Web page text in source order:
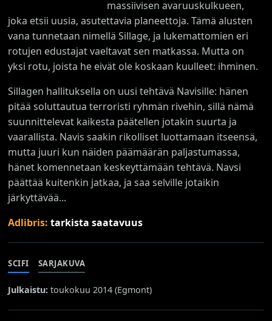
massiivisen avaruuskulkueen,
joka etsii uusia, asutettavia planeettoja. Tämä alusten
vana tunnetaan nimellä Sillage, ja lukemattomien eri
rotujen edustajat vaeltavat sen matkassa. Mutta on
yksi rotu, joista he eivät ole koskaan kuulleet: ihminen.
Sillagen hallituksella on uusi tehtävä Navisille: hänen
pitää soluttautua terroristi ryhmän rivehin, sillä nämä
suunnittelevat kaikesta päätellen jotakin suurta ja
vaarallista. Navis saakin rikolliset luottamaan itseensä,
mutta juuri kun näiden päämäärän paljastumassa,
hänet komennetaan keskeyttämään tehtävä. Navsi
päättää kuitenkin jatkaa, ja saa selville jotaikin
järkyttävää...
Adlibris:tarkista saatavuus
SCIFI SARJAKUVA
Julkaistu: toukokuu 2014 (Egmont)